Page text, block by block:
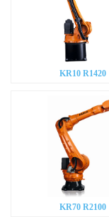
KR10 R1420
KR70 R2100